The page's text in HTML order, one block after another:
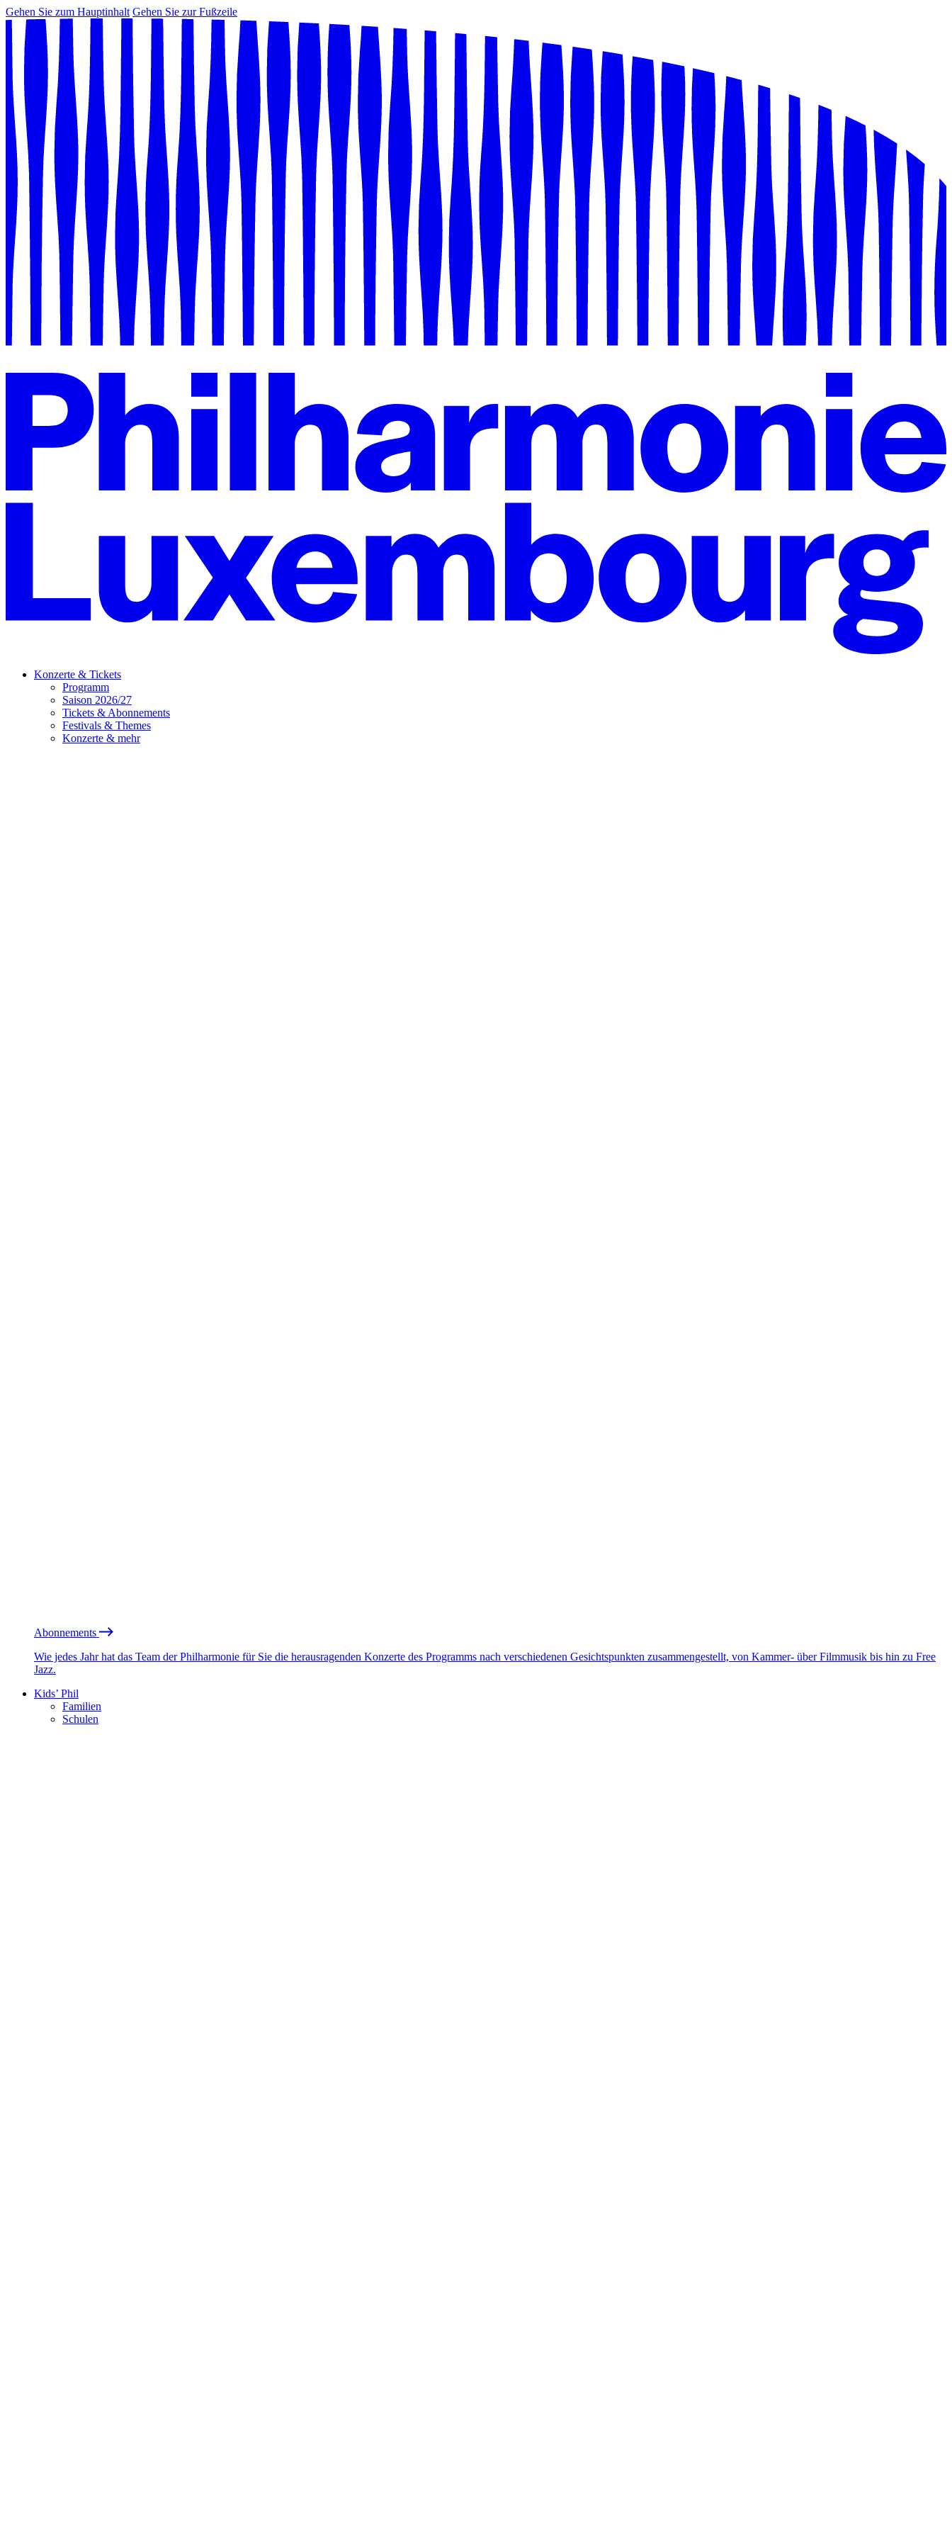
Gehen Sie zum Hauptinhalt Gehen Sie zur Fußzeile
Konzerte & Tickets
Programm
Saison 2026/27
Tickets & Abonnements
Festivals & Themes
Konzerte & mehr
Abonnements
Wie jedes Jahr hat das Team der Philharmonie für Sie die herausragenden Konzerte des Programms nach verschiedenen Gesichtspunkten zusammengestellt, von Kammer- über Filmmusik bis hin zu Free
Jazz.
Kids’ Phil
Familien
Schulen